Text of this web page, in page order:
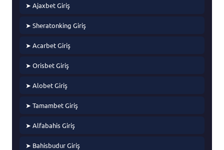
➤ Ajaxbet Giriş
➤ Sheratonking Giriş
➤ Acarbet Giriş
➤ Orisbet Giriş
➤ Alobet Giriş
➤ Tamambet Giriş
➤ Alfabahis Giriş
➤ Bahisbudur Giriş